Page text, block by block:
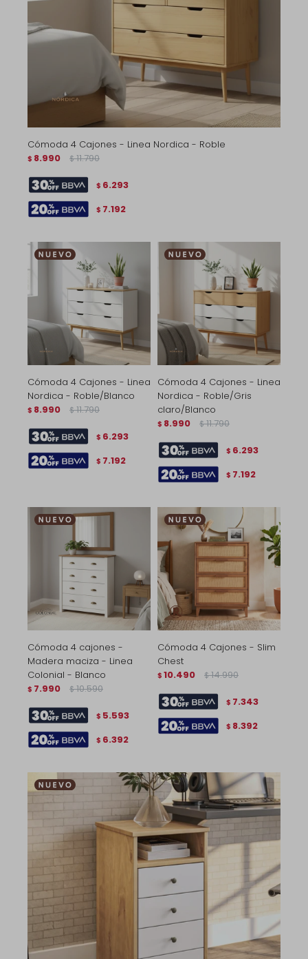
Cómoda 4 Cajones - Linea Nordica - Roble
$ 8.990 $ 11.790
$ 6.293
$ 7.192
Cómoda 4 Cajones - Linea
Nordica - Roble/Blanco
$ 8.990 $ 11.790
$ 6.293
$ 7.192
Cómoda 4 Cajones - Linea
Nordica - Roble/Gris
claro/Blanco
$ 8.990 $ 11.790
$ 6.293
$ 7.192
Cómoda 4 cajones -
Madera maciza - Linea
Colonial - Blanco
$ 7.990 $ 10.590
$ 5.593
$ 6.392
Cómoda 4 Cajones - Slim
Chest
$ 10.490 $ 14.990
$ 7.343
$ 8.392